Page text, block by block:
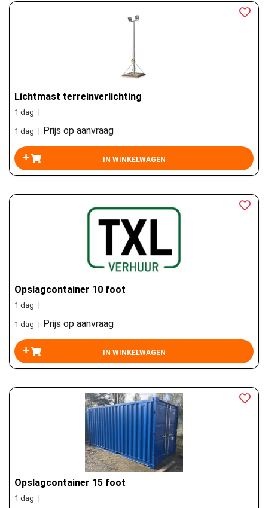
Lichtmast terreinverlichting
1 dag |
1 dag | Prijs op aanvraag
Opslagcontainer 10 foot
1 dag |
1 dag | Prijs op aanvraag
Opslagcontainer 15 foot
1 dag |